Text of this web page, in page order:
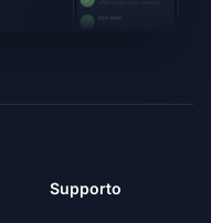
Supporto